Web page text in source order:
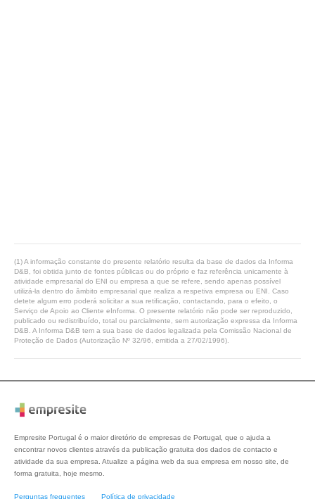
(1) A informação constante do presente relatório resulta da base de dados da Informa
D&B, foi obtida junto de fontes públicas ou do próprio e faz referência unicamente à
atividade empresarial do ENI ou empresa a que se refere, sendo apenas possível
utilizá-la dentro do âmbito empresarial que realiza a respetiva empresa ou ENI. Caso
detete algum erro poderá solicitar a sua retificação, contactando, para o efeito, o
Serviço de Apoio ao Cliente eInforma. O presente relatório não pode ser reproduzido,
publicado ou redistribuído, total ou parcialmente, sem autorização expressa da Informa
D&B. A Informa D&B tem a sua base de dados legalizada pela Comissão Nacional de
Proteção de Dados (Autorização Nº 32/96, emitida a 27/02/1996).
Empresite Portugal é o maior diretório de empresas de Portugal, que o ajuda a
encontrar novos clientes através da publicação gratuita dos dados de contacto e
atividade da sua empresa. Atualize a página web da sua empresa em nosso site, de
forma gratuita, hoje mesmo.
Perguntas frequentes Política de privacidade